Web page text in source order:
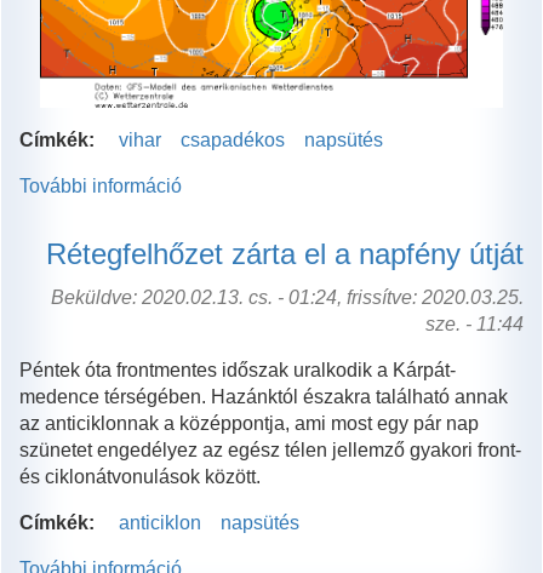
Címkék: vihar csapadékos napsütés
További információ
Nyugat-
Európában
tartalommal
Rétegfelhőzet zárta el a napfény útját
Beküldve: 2020.02.13. cs. - 01:24, frissítve: 2020.03.25.
sze. - 11:44
Péntek óta frontmentes időszak uralkodik a Kárpát-
medence térségében. Hazánktól északra található annak
az anticiklonnak a középpontja, ami most egy pár nap
szünetet engedélyez az egész télen jellemző gyakori front-
és ciklonátvonulások között.
Címkék: anticiklon napsütés
További információ